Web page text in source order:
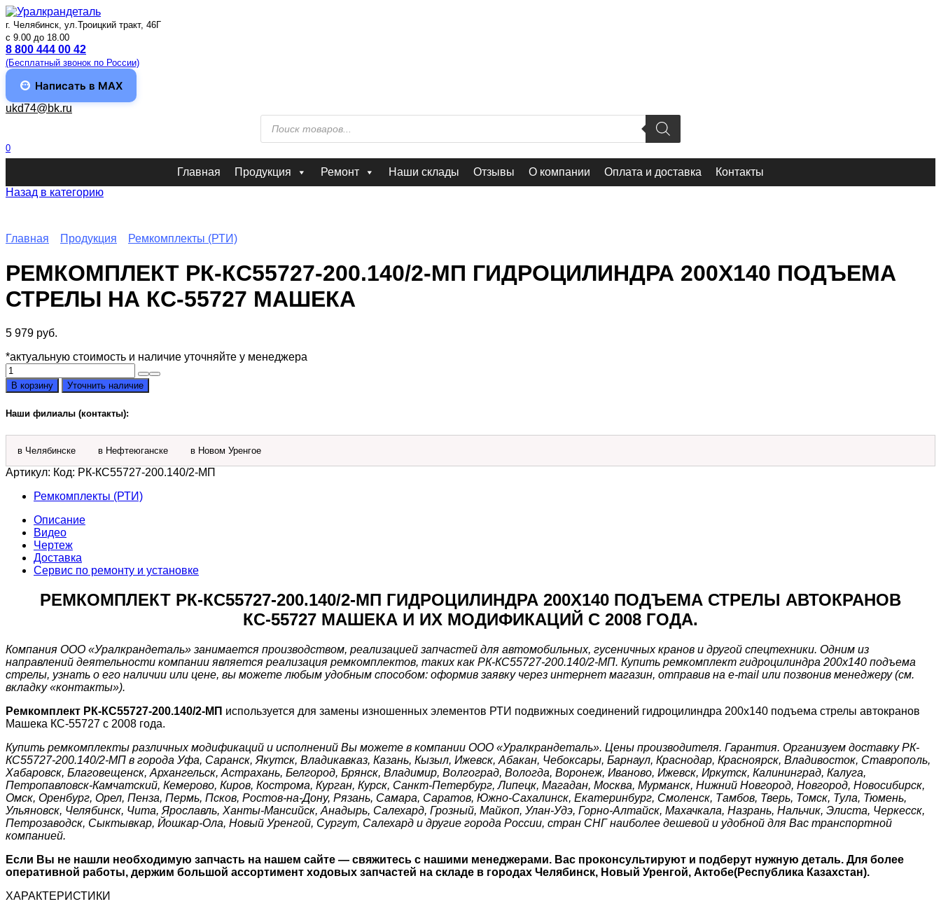
Перейти
к
содержанию
г. Челябинск, ул.Троицкий тракт, 46Г
c 9.00 до 18.00
8 800 444 00 42
(Бесплатный звонок по России)
Написать в MAX
ukd74@bk.ru
Поиск
товаров
0
Главная Продукция Ремонт Наши склады Отзывы О компании Оплата и доставка
Контакты
Назад в категорию
Главная Продукция Ремкомплекты (РТИ)
РЕМКОМПЛЕКТ РК-КС55727-200.140/2-МП ГИДРОЦИЛИНДРА 200Х140 ПОДЪЕМА
СТРЕЛЫ НА КС-55727 МАШЕКА
5 979 руб.
*актуальную стоимость и наличие уточняйте у менеджера
Количество
товара
Ремкомплект
РК-
КС55727-
200.140/2-
гидроцилиндра
200х140
стрелы
КС-55727
Машека
В корзину Уточнить наличие
Наши филиалы (контакты):
в Челябинске в Нефтеюганске в Новом Уренгое
Артикул: Код: РК-КС55727-200.140/2-МП
Ремкомплекты (РТИ)
Описание
Видео
Чертеж
Доставка
Сервис по ремонту и установке
РЕМКОМПЛЕКТ РК-КС55727-200.140/2-МП ГИДРОЦИЛИНДРА 200Х140 ПОДЪЕМА СТРЕЛЫ АВТОКРАНОВ
КС-55727 МАШЕКА И ИХ МОДИФИКАЦИЙ С 2008 ГОДА.
Компания ООО «Уралкрандеталь» занимается производством, реализацией запчастей для автомобильных, гусеничных кранов и другой спецтехники. Одним из
направлений деятельности компании является реализация ремкомплектов, таких как РК-КС55727-200.140/2-МП. Купить ремкомплект гидроцилиндра 200х140 подъема
стрелы, узнать о его наличии или цене, вы можете любым удобным способом: оформив заявку через интернет магазин, отправив на e-mail или позвонив менеджеру (см.
вкладку «контакты»).
Ремкомплект РК-КС55727-200.140/2-МП используется для замены изношенных элементов РТИ подвижных соединений гидроцилиндра 200х140 подъема стрелы автокранов
Машека КС-55727 с 2008 года.
Купить ремкомплекты различных модификаций и исполнений Вы можете в компании ООО «Уралкрандеталь». Цены производителя. Гарантия. Организуем доставку РК-
КС55727-200.140/2-МП в города Уфа, Саранск, Якутск, Владикавказ, Казань, Кызыл, Ижевск, Абакан, Чебоксары, Барнаул, Краснодар, Красноярск, Владивосток, Ставрополь,
Хабаровск, Благовещенск, Архангельск, Астрахань, Белгород, Брянск, Владимир, Волгоград, Вологда, Воронеж, Иваново, Ижевск, Иркутск, Калининград, Калуга,
Петропавловск-Камчатский, Кемерово, Киров, Кострома, Курган, Курск, Санкт-Петербург, Липецк, Магадан, Москва, Мурманск, Нижний Новгород, Новгород, Новосибирск,
Омск, Оренбург, Орел, Пенза, Пермь, Псков, Ростов-на-Дону, Рязань, Самара, Саратов, Южно-Сахалинск, Екатеринбург, Смоленск, Тамбов, Тверь, Томск, Тула, Тюмень,
Ульяновск, Челябинск, Чита, Ярославль, Ханты-Мансийск, Анадырь, Салехард, Грозный, Майкоп, Улан-Удэ, Горно-Алтайск, Махачкала, Назрань, Нальчик, Элиста, Черкесск,
Петрозаводск, Сыктывкар, Йошкар-Ола, Новый Уренгой, Сургут, Салехард и другие города России, стран СНГ наиболее дешевой и удобной для Вас транспортной
компанией.
Если Вы не нашли необходимую запчасть на нашем сайте — свяжитесь с нашими менеджерами. Вас проконсультируют и подберут нужную деталь. Для более
оперативной работы, держим большой ассортимент ходовых запчастей на складе в городах Челябинск, Новый Уренгой, Актобе(Республика Казахстан).
ХАРАКТЕРИСТИКИ